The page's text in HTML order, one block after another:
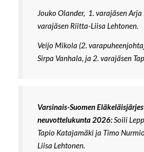
Jouko Olander, 1. varajäsen
varajäsen Riitta-Liisa Lehtonen.
Veijo Mikola (2.
Sirpa Vanhala, ja 2. varajäsen
Varsinais-Suomen
neuvottelukunta 2026:Soili
Tapio Katajamäki ja Timo
Liisa Lehtonen.